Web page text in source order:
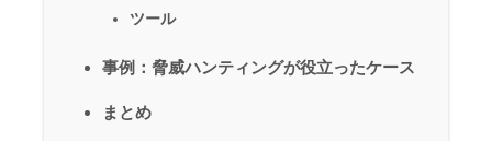
ツール
事例：脅威ハンティングが役立ったケース
まとめ